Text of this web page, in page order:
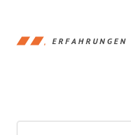
ERFAHRUNGEN